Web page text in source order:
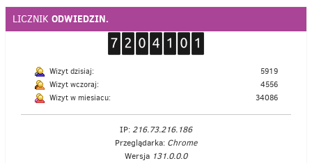
LICZNIK ODWIEDZIN.
Wizyt dzisiaj:
5919
Wizyt wczoraj:
4556
Wizyt w miesiacu:
34086
IP: 216.73.216.186
Przeglądarka: Chrome
Wersja 131.0.0.0